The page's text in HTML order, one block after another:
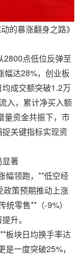
的暴涨翻身之路》
2800点低位反弹至
幅达28%，创业板
成交额突破1.2万
入，累计净买入额
量资金共振下，市
关键指标实现资
显著
幅领跑，**低空经
政策预期推动上涨
零售**（-9%）
升。
板块日均换手率达
一度突破25%，